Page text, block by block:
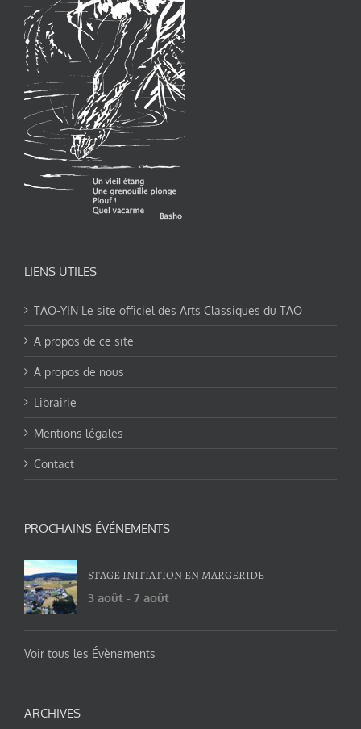
LIENS UTILES
TAO-YIN Le site officiel des Arts Classiques du TAO
A propos de ce site
A propos de nous
Librairie
Mentions légales
Contact
PROCHAINS ÉVÉNEMENTS
STAGE INITIATION EN MARGERIDE
3 août - 7 août
Voir tous les Évènements
ARCHIVES